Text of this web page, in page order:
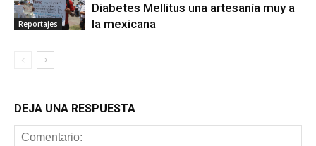
Reportajes
Diabetes Mellitus una artesanía muy a
la mexicana
DEJA UNA RESPUESTA